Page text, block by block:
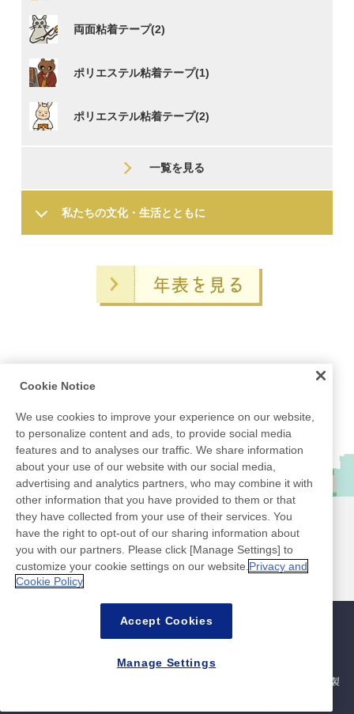
シェアする
両面粘着テープ(2)
ポリエステル粘着テープ(1)
ポリエステル粘着テープ(2)
一覧を見る
私たちの文化・生活とともに
ニュース
お問い合わせ
よくあるご質問
©Nitto Denko Corporation. All rights reserved.
※当サイトのコンテンツは各ページ公開時点の内容です。取扱いを終了した製
Cookie Notice
We use cookies to improve your experience on our website,
to personalize content and ads, to provide social media
features and to analyses our traffic. We share information
about your use of our website with our social media,
advertising and analytics partners, who may combine it with
other information that you have provided to them or that
they have collected from your use of their services. You
have the right to opt-out of our sharing information about
you with our partners. Please click [Manage Settings] to
customize your cookie settings on our website. Privacy and
Cookie Policy
Accept Cookies
Manage Settings